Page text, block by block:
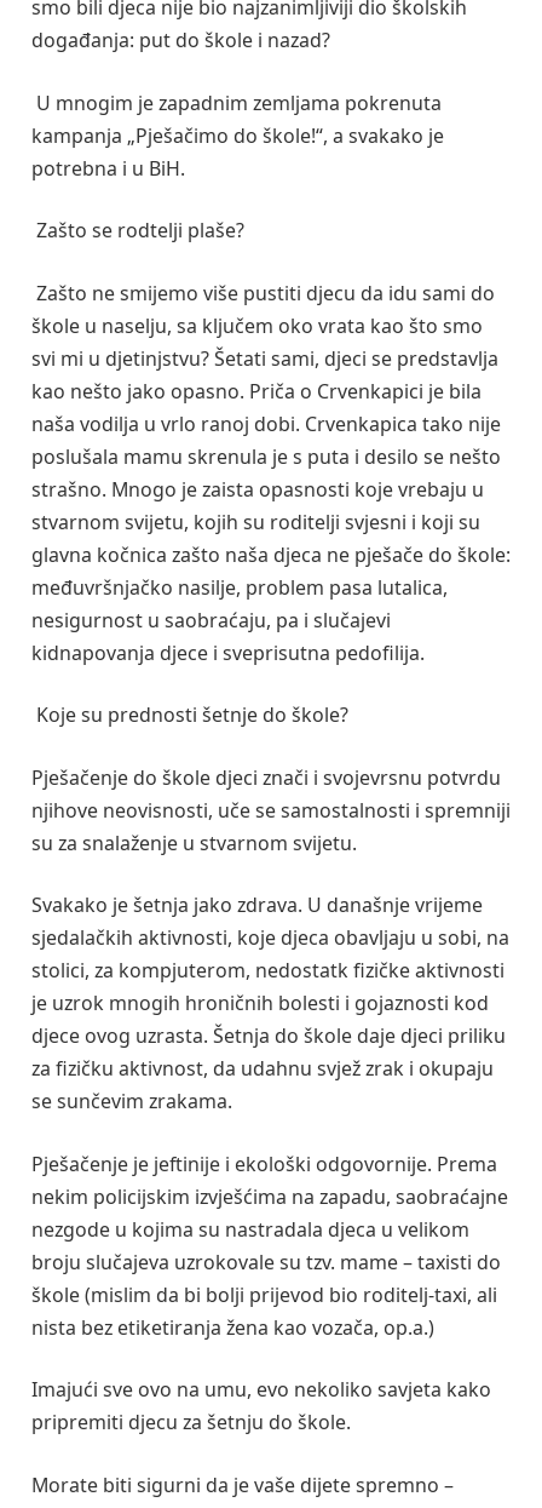
smo bili djeca nije bio najzanimljiviji dio školskih
događanja: put do škole i nazad?
U mnogim je zapadnim zemljama pokrenuta
kampanja „Pješačimo do škole!“, a svakako je
potrebna i u BiH.
Zašto se rodtelji plaše?
Zašto ne smijemo više pustiti djecu da idu sami do
škole u naselju, sa ključem oko vrata kao što smo
svi mi u djetinjstvu? Šetati sami, djeci se predstavlja
kao nešto jako opasno. Priča o Crvenkapici je bila
naša vodilja u vrlo ranoj dobi. Crvenkapica tako nije
poslušala mamu skrenula je s puta i desilo se nešto
strašno. Mnogo je zaista opasnosti koje vrebaju u
stvarnom svijetu, kojih su roditelji svjesni i koji su
glavna kočnica zašto naša djeca ne pješače do škole:
međuvršnjačko nasilje, problem pasa lutalica,
nesigurnost u saobraćaju, pa i slučajevi
kidnapovanja djece i sveprisutna pedofilija.
Koje su prednosti šetnje do škole?
Pješačenje do škole djeci znači i svojevrsnu potvrdu
njihove neovisnosti, uče se samostalnosti i spremniji
su za snalaženje u stvarnom svijetu.
Svakako je šetnja jako zdrava. U današnje vrijeme
sjedalačkih aktivnosti, koje djeca obavljaju u sobi, na
stolici, za kompjuterom, nedostatk fizičke aktivnosti
je uzrok mnogih hroničnih bolesti i gojaznosti kod
djece ovog uzrasta. Šetnja do škole daje djeci priliku
za fizičku aktivnost, da udahnu svjež zrak i okupaju
se sunčevim zrakama.
Pješačenje je jeftinije i ekološki odgovornije. Prema
nekim policijskim izvješćima na zapadu, saobraćajne
nezgode u kojima su nastradala djeca u velikom
broju slučajeva uzrokovale su tzv. mame – taxisti do
škole (mislim da bi bolji prijevod bio roditelj-taxi, ali
nista bez etiketiranja žena kao vozača, op.a.)
Imajući sve ovo na umu, evo nekoliko savjeta kako
pripremiti djecu za šetnju do škole.
Morate biti sigurni da je vaše dijete spremno –